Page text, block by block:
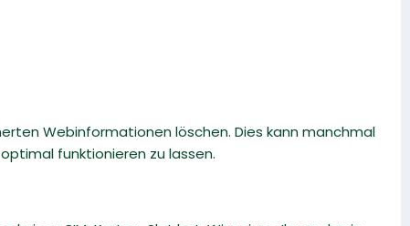
Webinformationen löschen. Dies kann manchmal
funktionieren zu lassen.